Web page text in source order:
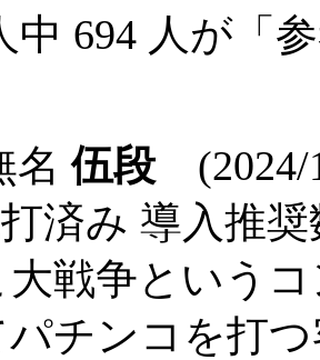
中 694 人が「
名 伍段 (2024/
済み 導入推
大戦争という
チンコを打